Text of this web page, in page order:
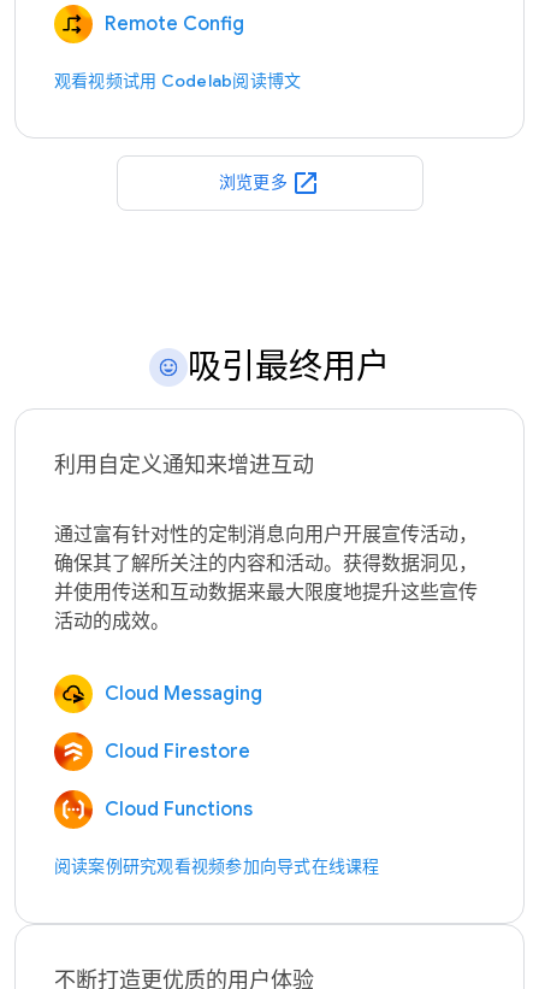
Remote Config
观看视频试用 Codelab阅读博文
浏览更多 open_in_new
吸引最终用户
利用自定义通知来增进互动
通过富有针对性的定制消息向用户开展宣传活动，
确保其了解所关注的内容和活动。获得数据洞见，
并使用传送和互动数据来最大限度地提升这些宣传
Cloud Messaging
Cloud Firestore
Cloud Functions
阅读案例研究观看视频参加向导式在线课程
不断打造更优质的用户体验